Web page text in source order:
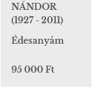
NÁNDOR
(1927 - 2011)
Édesanyám
95 000 Ft